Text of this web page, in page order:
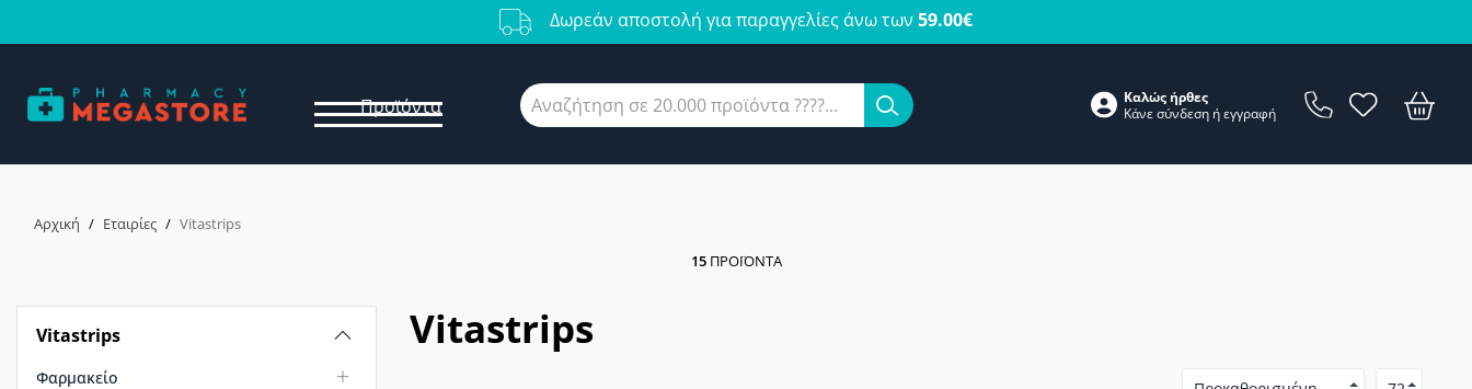
Δωρεάν αποστολή για παραγγελίες άνω των 59.00€
Προϊόντα
Καλώς ήρθες
Κάνεσύνδεση ήεγγραφή
Αρχική / Εταιρίες / Vitastrips
15ΠΡΟΪΌΝΤΑ
Vitastrips
Φαρμακείο
Vitastrips